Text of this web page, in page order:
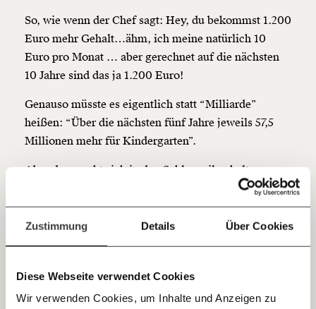
Zustimmung Details Über Cookies
Diese Webseite verwendet Cookies
Wir verwenden Cookies, um Inhalte und Anzeigen zu
WerdeFördermitglied und wir können gemeinsam
unsere Wirtschaft so gestalten, dass sie für alle
funktioniert. Unsere Recherchen sind für alle frei im
Netz. Unabhängig und werbefrei. Und das wird auch
so bleiben. Kämpf’ mit uns für den Fortschritt und
Du überweist lieber direkt?
Hier unsere IBAN: AT34 4300 0498 0007 6017
Kontoinhaber: Momentum Institut - Verein für
sozialen Fortschritt
Jetzt
einfach
teilen.
So, wie wenn der Chef sagt: Hey, du bekommst 1.200
Euro mehr Gehalt…ähm, ich meine natürlich 10
Euro pro Monat … aber gerechnet auf die nächsten
10 Jahre sind das ja 1.200 Euro!
Genauso müsste es eigentlich statt “Milliarde”
heißen: “Über die nächsten fünf Jahre jeweils 57,5
Millionen mehr für Kindergarten”.
Aber das macht sich in den Schlagzeilen halt
Was sind die Barcelona Ziele?
die Lage der Kinder verbessern, sie soll uns auch
helfen, unsere Vorgaben endlich zu erfüllen, also